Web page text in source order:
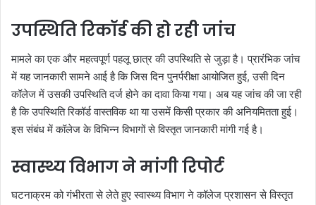
उपस्थिति रिकॉर्ड की हो रही जांच
मामले का एक और महत्वपूर्ण पहलू छात्र की उपस्थिति से जुड़ा है। प्रारंभिक जांच
में यह जानकारी सामने आई है कि जिस दिन पुनर्परीक्षा आयोजित हुई, उसी दिन
कॉलेज में उसकी उपस्थिति दर्ज होने का दावा किया गया। अब यह जांच की जा रही
है कि उपस्थिति रिकॉर्ड वास्तविक था या उसमें किसी प्रकार की अनियमितता हुई।
इस संबंध में कॉलेज के विभिन्न विभागों से विस्तृत जानकारी मांगी गई है।
स्वास्थ्य विभाग ने मांगी रिपोर्ट
घटनाक्रम को गंभीरता से लेते हुए स्वास्थ्य विभाग ने कॉलेज प्रशासन से विस्तृत